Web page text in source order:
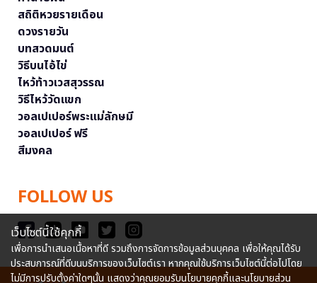
สถิติหวยรายเดือน
ดวงรายวัน
บทสวดมนต์
วิธีบนไอ้ไข่
ไหว้ท้าวเวสสุวรรณ
วิธีไหว้วัดแขก
วอลเปเปอร์พระแม่ลักษมี
วอลเปเปอร์ ฟรี
สีมงคล
FOLLOW US
เว็บไซต์นี้ใช้คุกกี้
เพื่อการนำเสนอเนื้อหาที่ดี รวมถึงการจัดการข้อมูลส่วนบุคคล เพื่อให้คุณได้รับ
ประสบการณ์ที่ดีบนบริการของเว็บไซต์เรา หากคุณใช้บริการเว็บไซต์นี้ต่อไปโดย
ไม่มีการปรับตั้งค่าใดๆนั้น แสดงว่าคุณยอมรับนโยบายคุกกี้และนโยบายส่วน